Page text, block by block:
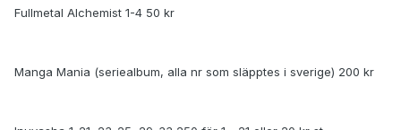
Fullmetal Alchemist 1-4 50 kr
Manga Mania (seriealbum, alla nr som släpptes i sverige) 200 kr